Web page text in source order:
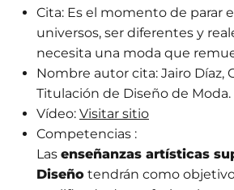
Cita: Es el momento de parar
universos, ser diferentes y
necesita una moda que
Nombre autor cita: Jairo Díaz,
Titulación de Diseño de Moda.
Vídeo: Visitar sitio
Competencias :
Las enseñanzas artísticas
Diseño tendrán como